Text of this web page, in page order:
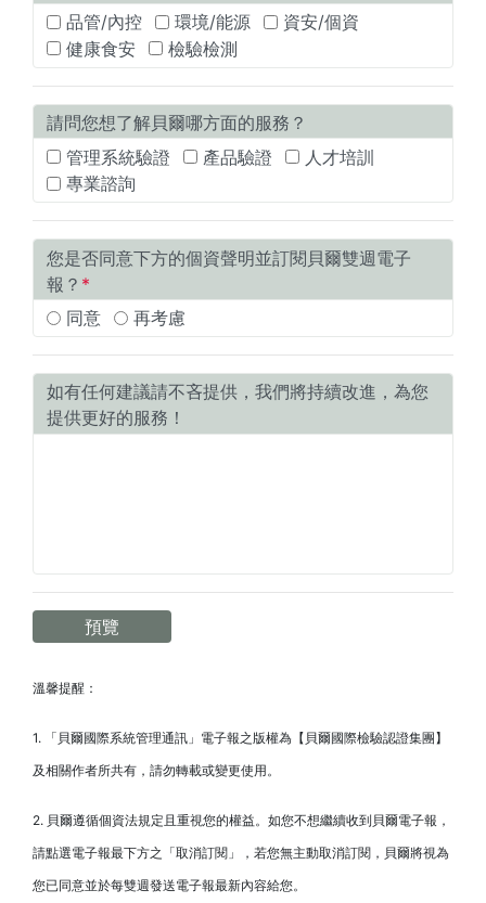
品管/內控
環境/能源
資安/個資
健康食安
檢驗檢測
請問您想了解貝爾哪方面的服務？
管理系統驗證
產品驗證
人才培訓
專業諮詢
您是否同意下方的個資聲明並訂閱貝爾雙週電子
報？ *
同意
再考慮
如有任何建議請不吝提供，我們將持續改進，為您
提供更好的服務！
溫馨提醒：
1. 「貝爾國際系統管理通訊」電子報之版權為【貝爾國際檢驗認證集團】
及相關作者所共有，請勿轉載或變更使用。
2. 貝爾遵循個資法規定且重視您的權益。如您不想繼續收到貝爾電子報，
請點選電子報最下方之「取消訂閱」，若您無主動取消訂閱，貝爾將視為
您已同意並於每雙週發送電子報最新內容給您。